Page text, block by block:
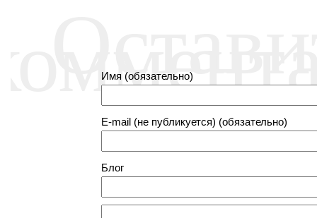
Имя (обязательно)
E-mail (не публикуется) (обязательно)
Блог